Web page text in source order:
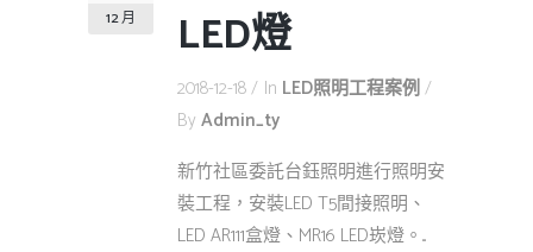
12 月
LED燈
2018-12-18 In LED照明工程案例
By Admin_ty
新竹社區委託台鈺照明進行照明安
裝工程，安裝LED T5間接照明、
LED AR111盒燈、MR16 LED崁燈。...